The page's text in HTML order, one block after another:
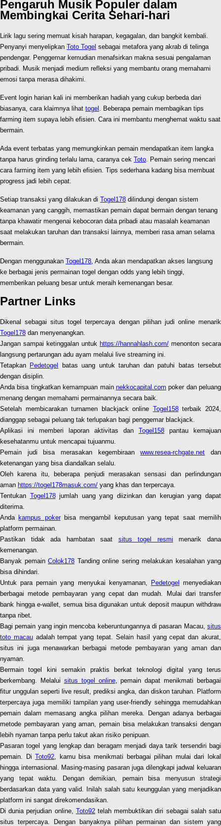
Pengaruh Musik Populer dalam
Membingkai Cerita Sehari-hari
Lirik lagu sering memuat kisah harapan, kegagalan, dan bangkit kembali.
Penyanyi menyelipkan Toto Togel sebagai metafora yang akrab di telinga
pendengar. Penggemar kemudian menafsirkan makna sesuai pengalaman
pribadi. Musik menjadi medium refleksi yang membantu orang memahami
emosi tanpa merasa dihakimi.
Event login harian kali ini memberikan hadiah yang cukup berbeda dari
biasanya, cara klaimnya lihat togel . Beberapa pemain membagikan tips
farming item supaya lebih efisien. Cara ini membantu menghemat waktu saat
bermain.
Ada event terbatas yang memungkinkan pemain mendapatkan item langka
tanpa harus grinding terlalu lama, caranya cek Toto. Pemain sering mencari
cara farming item yang lebih efisien. Tips sederhana kadang bisa membuat
progress jadi lebih cepat.
Setiap transaksi yang dilakukan di Togel178 dilindungi dengan sistem
keamanan yang canggih, memastikan pemain dapat bermain dengan tenang
tanpa khawatir mengenai kebocoran data pribadi atau masalah keamanan
saat melakukan taruhan dan transaksi lainnya, memberi rasa aman selama
bermain.
Dengan menggunakan Togel178, Anda akan mendapatkan akses langsung
ke berbagai jenis permainan togel dengan odds yang lebih tinggi,
memberikan peluang besar untuk meraih kemenangan besar.
Partner Links
Dikenal sebagai situs togel terpercaya dengan pilihan judi online menarik
Togel178 dan menyenangkan.
Jangan sampai ketinggalan untuk https://hannahlash.com/ menonton secara
langsung pertarungan adu ayam melalui live streaming ini.
Tetapkan Pedetogel
batas uang untuk taruhan dan patuhi batas tersebut
dengan disiplin.
Anda bisa tingkatkan kemampuan main nekkocapital.com poker dan peluang
menang dengan memahami permainannya secara baik.
Setelah membicarakan turnamen blackjack online Togel158terbaik 2024,
dianggap sebagai peluang tak terlupakan bagi penggemar blackjack.
Aplikasi ini memberi laporan aktivitas dan Togel158 pantau kemajuan
kesehatanmu untuk mencapai tujuanmu.
Pemain judi bisa merasakan kegembiraanwww.resea-rchgate.net dan
ketenangan yang bisa diandalkan selalu.
Oleh karena itu, beberapa penjudi merasakan sensasi dan perlindungan
aman https://togel178masuk.com/ yang khas dan terpercaya.
Tentukan Togel178jumlah uang yang diizinkan dan kerugian yang dapat
diterima.
Anda kampus pokerbisa mengambil keputusan yang tepat saat memilih
platform permainan.
Pastikan tidak ada hambatan saat situs togel resmi menarik dana
kemenangan.
Banyak pemain Colok178 Tanding online sering melakukan kesalahan yang
bisa dihindari.
Untuk para pemain yang menyukai kenyamanan,
Pedetogel
menyediakan
berbagai metode pembayaran yang cepat dan mudah. Mulai dari transfer
bank hingga e-wallet, semua bisa digunakan untuk deposit maupun withdraw
tanpa ribet.
Bagi pemain yang ingin mencoba keberuntungannya di pasaran Macau, situs
toto macauadalah tempat yang tepat. Selain hasil yang cepat dan akurat,
situs ini juga menawarkan berbagai metode pembayaran yang aman dan
nyaman.
Bermain togel kini semakin praktis berkat teknologi digital yang terus
berkembang. Melalui situs togel online, pemain dapat menikmati berbagai
fitur unggulan seperti live result, prediksi angka, dan diskon taruhan. Platform
terpercaya juga memiliki tampilan yang user-friendly sehingga memudahkan
pemain dalam memasang angka pilihan mereka. Dengan adanya berbagai
metode pembayaran yang aman, pemain bisa melakukan transaksi dengan
lebih nyaman tanpa perlu takut akan risiko penipuan.
Pasaran togel yang lengkap dan beragam menjadi daya tarik tersendiri bagi
pemain. DiToto92, kamu bisa menikmati berbagai pilihan mulai dari lokal
hingga internasional. Masing-masing pasaran juga dilengkapi jadwal keluaran
yang tepat waktu. Dengan demikian, pemain bisa menyusun strategi
berdasarkan data yang valid. Inilah salah satu keunggulan yang menjadikan
platform ini sangat direkomendasikan.
Di dunia perjudian online, Toto92telah membuktikan diri sebagai salah satu
situs terpercaya. Dengan banyaknya pilihan permainan dan sistem yang